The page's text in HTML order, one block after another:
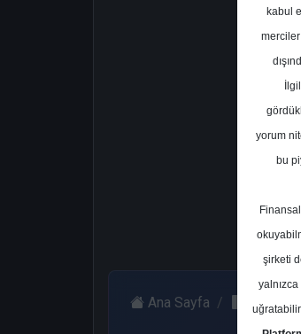
Ana Sayfa Ata
kabul
yorum
bu
şirketi